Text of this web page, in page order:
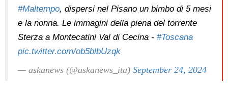
#Maltempo, dispersi nel Pisano un bimbo di 5 mesi
e la nonna. Le immagini della piena del torrente
Sterza a Montecatini Val di Cecina - #Toscana
pic.twitter.com/ob5blbUzqk
— askanews (@askanews_ita) September 24, 2024